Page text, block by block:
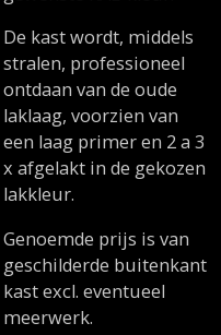
De kast wordt, middels
stralen, professioneel
ontdaan van de oude
laklaag, voorzien van
een laag primer en 2 a 3
x afgelakt in de gekozen
lakkleur.
Genoemde prijs is van
geschilderde buitenkant
kast excl. eventueel
meerwerk.